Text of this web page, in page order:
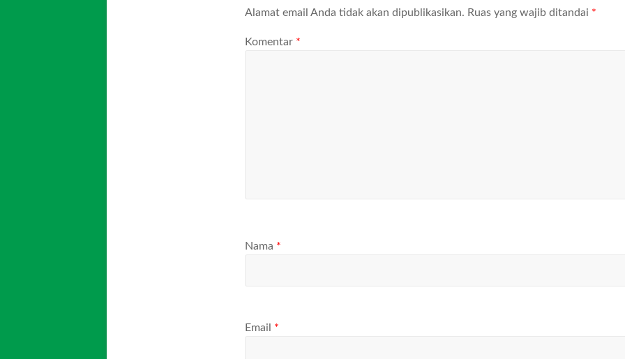
Alamat email Anda tidak akan dipublikasikan. Ruas yang wajib ditandai *
Komentar *
Nama *
Email *